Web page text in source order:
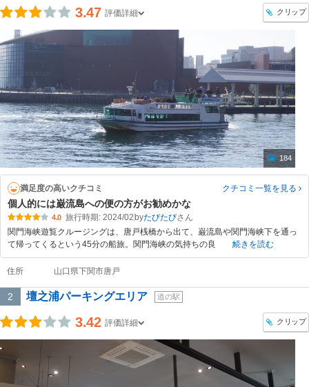
3.47 評価詳細 クリップ
184
満足度の高いクチコミ クチコミ一覧を見る
個人的には巌流島への便の方がお勧めかな
4.0 旅行時期: 2024/02 byたびたび
関門海峡遊覧クルージングは、唐戸桟橋から出て、巌流島や関門海峡下を通っ
て帰ってくるという45分の船旅。関門海峡の気持ちの良
続きを読む
住所 山口県下関市唐戸
2 壇之浦パーキングエリア 道の駅
3.42 評価詳細 クリップ